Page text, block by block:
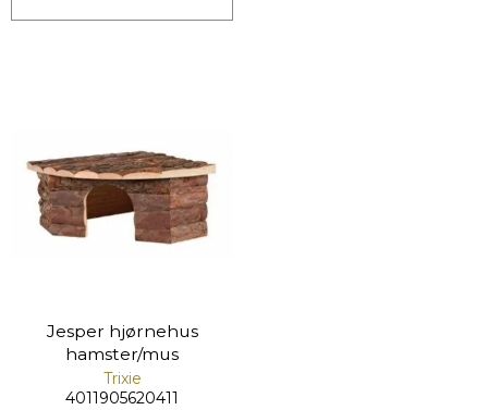
Jesper hjørnehus
hamster/mus
Trixie
4011905620411